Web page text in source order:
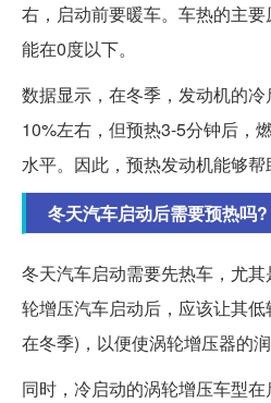
右，启动前要暖车。车热的主
能在0度以下。
数据显示，在冬季，发动机的
10%左右，但预热3-5分钟后，
水平。因此，预热发动机能够帮
冬天汽车启动后需要预热吗?
冬天汽车启动需要先热车，尤
轮增压汽车启动后，应该让其
在冬季)，以便使涡轮增压器的
同时，冷启动的涡轮增压车型